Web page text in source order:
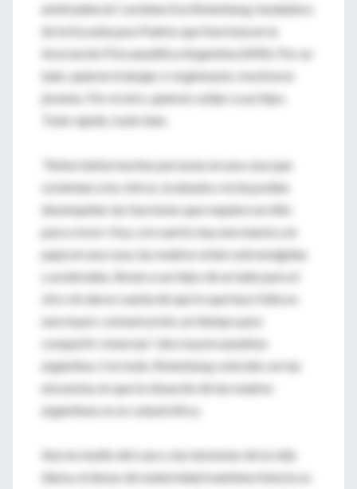
ambivalencia", sostiene Eva Rotenberg, fundadora
de la Escuela para Padres que funciona en la
Asociación Psicoanalítica Argentina (APA). Por un
lado, quieren trabajar, ir al gimnasio, mostrarse
jóvenes. Por el otro, quieren cuidar a sus hijos.
Todo rápido, todo bien.
"Antes había muchas personas en una casa que
sostenían a los chicos, la abuela o la tía podían
desempeñar las funciones que requiere un niño
para crecer. Hoy, con suerte, hay una mamá y un
papá en una casa; las madres están sobreexigidas
y aceleradas, llevan a sus hijos de un lado para el
otro sin darse cuenta de que lo que hace falta es
una mayor comunicación, un tiempo para
compartir vivencias", dice la psicoanalista
argentina. Con todo, Rotenberg coincide con las
encuestas en que la situación de las madres
argentinas no es catastrófica.
Aun en medio del caos y las tensiones de la vida
diaria, el deseo de maternidad mantiene intacta su